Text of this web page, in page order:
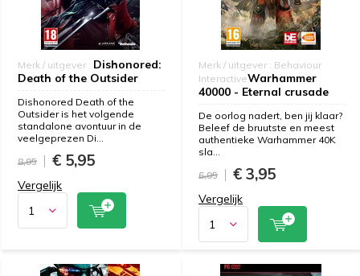
Merk / uitgever : Dishonored:
Death of the Outsider
Dishonored Death of the
Outsider is het volgende
standalone avontuur in de
veelgeprezen Di...
8,95
€ 5,95
Vergelijk
Merk / uitgever : Behaviour
InteractiveWarhammer
40000 - Eternal crusade
De oorlog nadert, ben jij klaar?
Beleef de bruutste en meest
authentieke Warhammer 40K
sla...
6,95
€ 3,95
Vergelijk